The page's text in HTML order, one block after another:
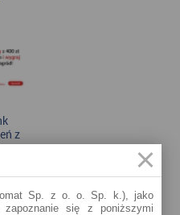
z
Sp. z o. o. Sp. k.), jako
się z poniższymi